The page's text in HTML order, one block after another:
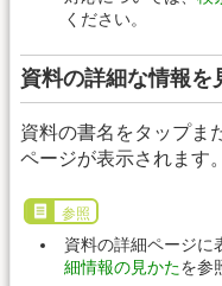
ください。
資料の詳細な情報を
資料の書名をタップま
ページが表示されます。
参照
資料の詳細ページに
細情報の見かたを参